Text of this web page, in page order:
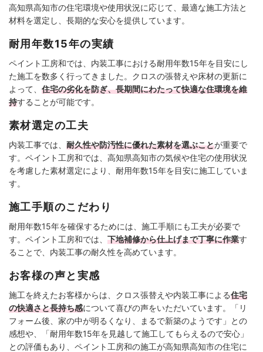
高知県高知市の住宅環境や使用状況に応じて、最適な施工方法と
材料を選定し、長期的な安心を提供しています。
耐用年数15年の実績
ペイント工房和では、内装工事における耐用年数15年を目安にし
た施工を数多く行ってきました。クロスの張替えや床材の更新に
よって、 住宅の劣化を防ぎ、長期間にわたって快適な住環境を維
持することが可能です。
素材選定の工夫
内装工事では、 耐久性や防汚性に優れた素材を選ぶことが重要で
す。ペイント工房和では、高知県高知市の気候や住宅の使用状況
を考慮した素材選定により、耐用年数15年を目安に施工していま
す。
施工手順のこだわり
耐用年数15年を確保するためには、施工手順にも工夫が必要で
す。ペイント工房和では、 下地補修から仕上げまで丁寧に作業す
ることで、内装工事の耐久性を高めています。
お客様の声と実感
施工を終えたお客様からは、クロス張替えや内装工事による住宅
の快適さと長持ち感について喜びの声をいただいています。「リ
フォーム後、家の中が明るくなり、まるで新築のようです」との
感想や、「耐用年数15年を見越して施工してもらえるので安心」
との評価もあり、ペイント工房和の施工が高知県高知市の住宅に